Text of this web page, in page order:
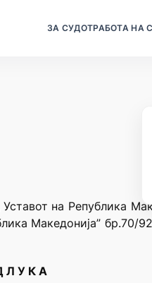
ЗА СУДОТРАБОТА НА
на Република
Македонија”
Л У К А